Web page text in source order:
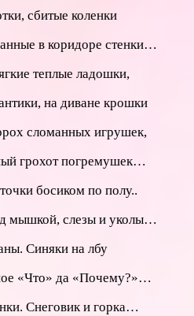
сбитые коленки
в коридоре стенки…
теплые ладошки,
на диване крошки
сломанных игрушек,
грохот погремушек…
босиком по полу..
мышкой, слезы и уколы…
Синяки на лбу
«Что» да «Почему?»…
Снеговик и горка…